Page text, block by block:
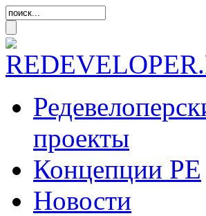
проекты
Концепции РЕ
Новости